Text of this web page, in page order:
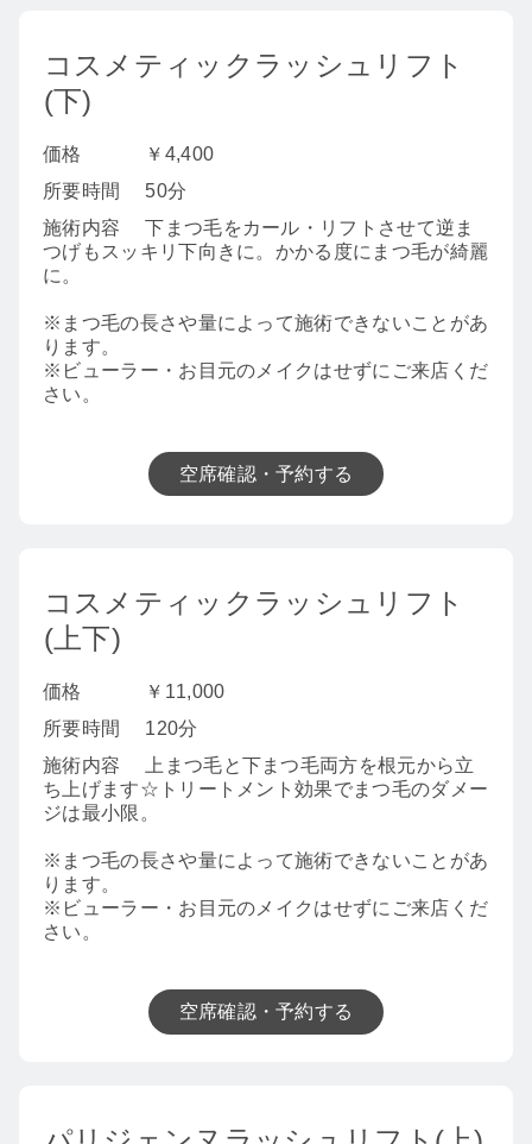
コスメティックラッシュリフト
(下)
価格
￥4,400
所要時間
50分
施術内容
下まつ毛をカール・リフトさせて逆ま
つげもスッキリ下向きに。かかる度にまつ毛が綺麗
に。
※まつ毛の長さや量によって施術できないことがあ
ります。
※ビューラー・お目元のメイクはせずにご来店くだ
さい。
空席確認・予約する
コスメティックラッシュリフト
(上下)
価格
￥11,000
所要時間
120分
施術内容
上まつ毛と下まつ毛両方を根元から立
ち上げます☆トリートメント効果でまつ毛のダメー
ジは最小限。
※まつ毛の長さや量によって施術できないことがあ
ります。
※ビューラー・お目元のメイクはせずにご来店くだ
さい。
空席確認・予約する